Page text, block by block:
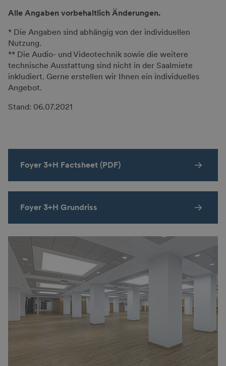
Alle Angaben vorbehaltlich Änderungen.
* Die Angaben sind abhängig von der individuellen
Nutzung.
** Die Audio- und Videotechnik sowie die weitere
technische Ausstattung sind nicht in der Saalmiete
inkludiert. Gerne erstellen wir Ihnen ein individuelles
Angebot.
Stand: 06.07.2021
Foyer 3+H Factsheet (PDF)
Foyer 3+H Grundriss